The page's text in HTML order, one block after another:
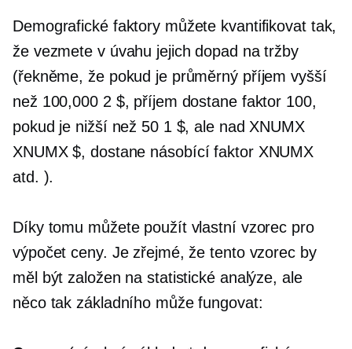
Demografické faktory můžete kvantifikovat tak,
že vezmete v úvahu jejich dopad na tržby
(řekněme, že pokud je průměrný příjem vyšší
než 100,000 2 $, příjem dostane faktor 100,
pokud je nižší než 50 1 $, ale nad XNUMX
XNUMX $, dostane násobící faktor XNUMX
atd. ).
Díky tomu můžete použít vlastní vzorec pro
výpočet ceny. Je zřejmé, že tento vzorec by
měl být založen na statistické analýze, ale
něco tak základního může fungovat: